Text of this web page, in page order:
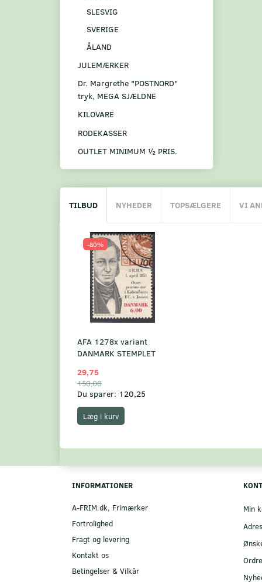
SLESVIG
SVERIGE
ÅLAND
JULEMÆRKER
Dr. Margrethe "POSTNORD"
tryk, MEGA SJÆLDNE
KILOVARE
RODEKASSER
OUTLET MINIMUM ½ PRIS.
TILBUD NYHEDER TOPSÆLGERE VI
-80%
AFA 1278x variant
DANMARK STEMPLET
29,75
150,00
Du sparer: 120,25
Læg i kurv
INFORMATIONER
A-FRIM.dk, Frimærker
Fortrolighed
Fragt og levering
Kontakt os
Betingelser & Vilkår
Min